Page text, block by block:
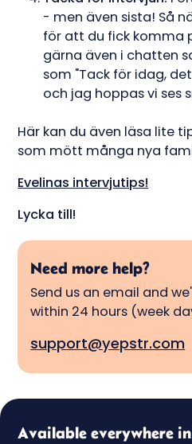
- men även sista! Så
för att du fick komma
gärna även i chatten
som "Tack för idag,
och jag hoppas vi ses
Här kan du även läsa lite
som mött många nya
Evelinas intervjutips!
Lycka till!
Need more help?
Send us an email and
within 24 hours (week
support@yepstr.com
Available everywhere in